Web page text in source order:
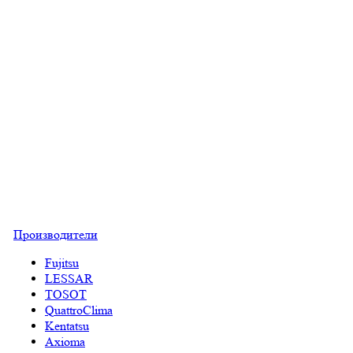
Производители
Fujitsu
LESSAR
TOSOT
QuattroClima
Kentatsu
Axioma